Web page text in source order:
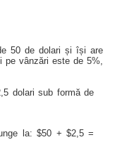
50 de dolari și își are
vânzări este de 5%,
dolari sub formă de
la: $50 + $2,5 =